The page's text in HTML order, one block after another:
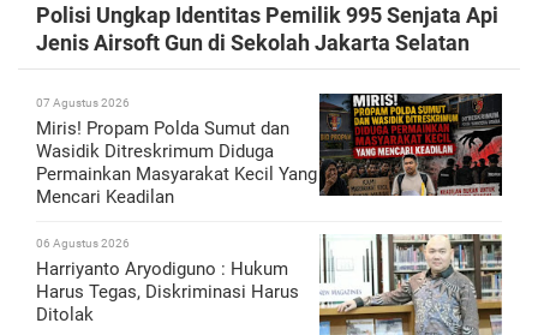
Polisi Ungkap Identitas Pemilik 995 Senjata Api
Jenis Airsoft Gun di Sekolah Jakarta Selatan
07 Agustus 2026
Miris! Propam Polda Sumut dan
Wasidik Ditreskrimum Diduga
Permainkan Masyarakat Kecil Yang
Mencari Keadilan
06 Agustus 2026
Harriyanto Aryodiguno : Hukum
Harus Tegas, Diskriminasi Harus
Ditolak